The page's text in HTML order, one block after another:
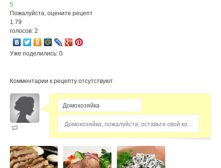
5
Пожалуйста, оцените рецепт
1.79
голосов: 2
Уже поделились: 0
Комментарии к рецепту отсутствуют
Домохозяйка, пожалуйста, оставьте свой комментарий...